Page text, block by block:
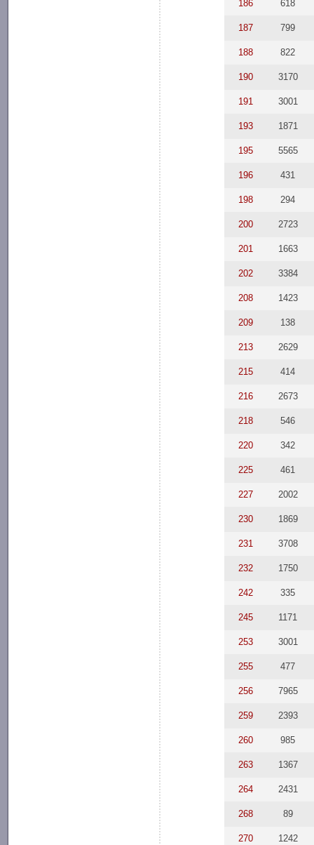
186 618
187 799
188 822
190 3170
191 3001
193 1871
195 5565
196 431
198 294
200 2723
201 1663
202 3384
208 1423
209 138
213 2629
215 414
216 2673
218 546
220 342
225 461
227 2002
230 1869
231 3708
232 1750
242 335
245 1171
253 3001
255 477
256 7965
259 2393
260 985
263 1367
264 2431
268 89
270 1242